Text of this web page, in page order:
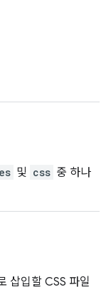
및 css 중 하나
삽입할 CSS 파일